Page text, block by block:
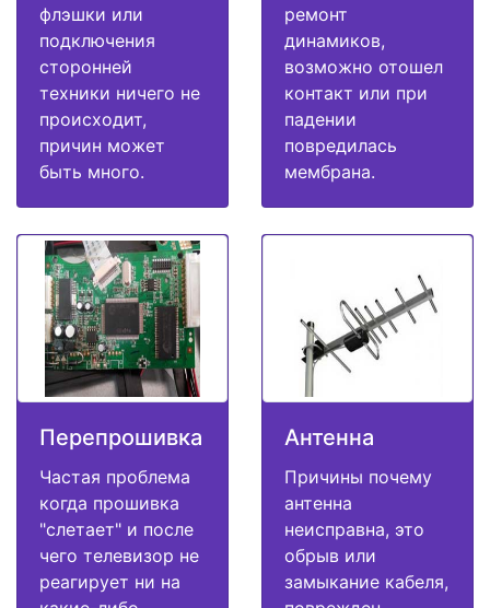
флэшки или
подключения
сторонней
техники ничего не
происходит,
причин может
быть много.
ремонт
динамиков,
возможно отошел
контакт или при
падении
повредилась
мембрана.
Перепрошивка
Частая проблема
когда прошивка
"слетает" и после
чего телевизор не
реагирует ни на
Антенна
Причины почему
антенна
неисправна, это
обрыв или
замыкание кабеля,